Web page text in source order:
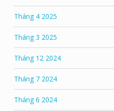
Tháng 4 2025
Tháng 3 2025
Tháng 12 2024
Tháng 7 2024
Tháng 6 2024